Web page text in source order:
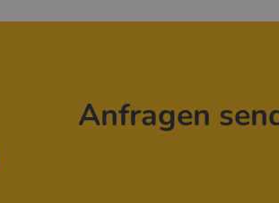
Anfragen